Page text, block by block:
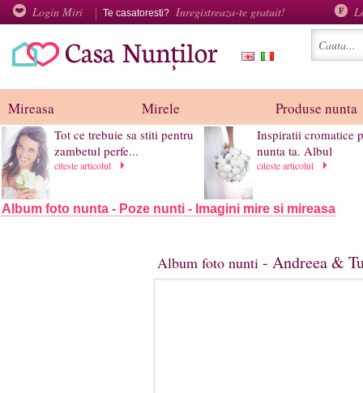
Login Miri Te casatoresti? Inregistreaza-te gratuit!
Mireasa Mirele Produse nunta
Tot ce trebuie sa stiti pentru
zambetul perfe...
citeste articolul
Inspiratii cromatice
nunta ta. Albul
citeste articolul
Album foto nunta - Poze nunti - Imagini mire si mireasa
Album foto nunti - Andreea &